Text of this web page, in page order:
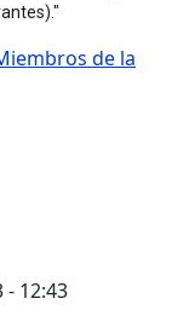
de la
- 12:43
Index